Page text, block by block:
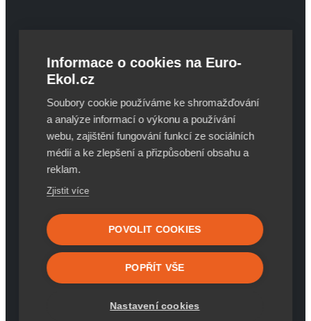
739 61, Třinec - Lyžbice
Kontakt
+421 911 333 786
Důležité linky
Konfigurátor
GDPR
Dokumenty
Informace o cookies na Euro-
Ekol.cz
Soubory cookie používáme ke shromažďování
a analýze informací o výkonu a používání
webu, zajištění fungování funkcí ze sociálních
médií a ke zlepšení a přizpůsobení obsahu a
reklam.
Zjistit více
POVOLIT COOKIES
POPŘÍT VŠE
Nastavení cookies